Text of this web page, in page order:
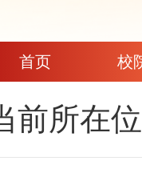
首页 校
前所在